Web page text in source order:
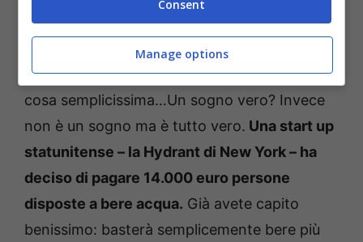
impiegato o di un commesso si aggira intorno
ai 1300-1500 euro al mese. Immagina di
poterne guadagnare 14.000 facendo una
cosa semplicissima…Un sogno vero? Invece
non è un sogno ma è tutto vero. Una start up
statunitense – la Hydrant di New York – ha
deciso di pagare 14.000 euro persone
disposte a bere acqua. Già avete capito
benissimo: basterà semplicemente bere più
Consent
Manage options